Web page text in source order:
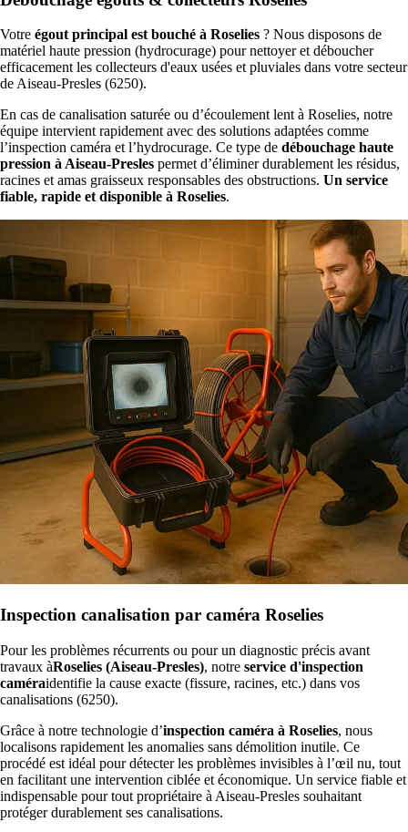
Votre égout principal est bouché à Roselies ? Nous disposons de
matériel haute pression (hydrocurage) pour nettoyer et déboucher
efficacement les collecteurs d'eaux usées et pluviales dans votre secteur
de Aiseau-Presles (6250).
En cas de canalisation saturée ou d’écoulement lent à Roselies, notre
équipe intervient rapidement avec des solutions adaptées comme
l’inspection caméra et l’hydrocurage. Ce type de débouchage haute
pression à Aiseau-Presles permet d’éliminer durablement les résidus,
racines et amas graisseux responsables des obstructions. Un service
fiable, rapide et disponible à Roselies.
Inspection canalisation par caméra Roselies
Pour les problèmes récurrents ou pour un diagnostic précis avant
travaux àRoselies (Aiseau-Presles), notre service d'inspection
caméraidentifie la cause exacte (fissure, racines, etc.) dans vos
canalisations (6250).
Grâce à notre technologie d’inspection caméra à Roselies, nous
localisons rapidement les anomalies sans démolition inutile. Ce
procédé est idéal pour détecter les problèmes invisibles à l’œil nu, tout
en facilitant une intervention ciblée et économique. Un service fiable et
indispensable pour tout propriétaire à Aiseau-Presles souhaitant
protéger durablement ses canalisations.